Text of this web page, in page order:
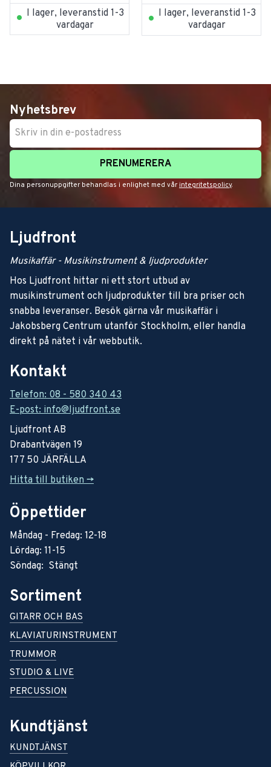
I lager, leveranstid 1-3
vardagar
I lager, leveranstid 1-3
vardagar
Nyhetsbrev
PRENUMERERA
Dina personuppgifter behandlas i enlighet med vår integritetspolicy.
Ljudfront
Musikaffär - Musikinstrument & ljudprodukter
Hos Ljudfront hittar ni ett stort utbud av
musikinstrument och ljudprodukter till bra priser och
snabba leveranser. Besök gärna vår musikaffär i
Jakobsberg Centrum utanför Stockholm, eller handla
direkt på nätet i vår webbutik.
Kontakt
Telefon: 08 - 580 340 43
E-post: info@ljudfront.se
Ljudfront AB
Drabantvägen 19
177 50 JÄRFÄLLA
Hitta till butiken ->
Öppettider
Måndag - Fredag: 12-18
Lördag: 11-15
Söndag: Stängt
Sortiment
GITARR OCH BAS
KLAVIATURINSTRUMENT
TRUMMOR
STUDIO & LIVE
PERCUSSION
Kundtjänst
KUNDTJÄNST